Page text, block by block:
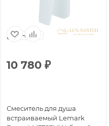
Чехия
10 780 ₽
Смеситель для душа
встраиваемый Lemark